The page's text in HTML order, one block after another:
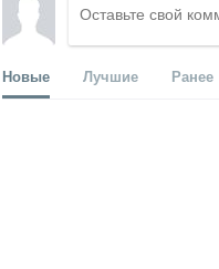
Новые Лучшие Ранее